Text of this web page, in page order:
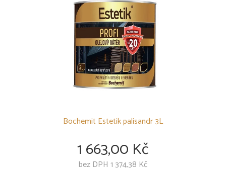
POLYKARBONÁTY
PODSTŘEŠNÍ FÓLIE
Bochemit Estetik palisandr 3L
1 663,00 Kč
bez DPH 1 374,38 Kč